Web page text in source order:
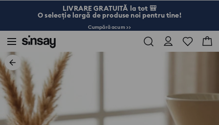
LIVRARE GRATUITĂ la tot 🎒
O selecție largă de produse noi pentru tine!
Cumpără acum >>